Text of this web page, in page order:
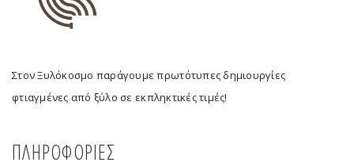
Στον Ξυλόκοσμο παράγουμε πρωτότυπες δημιουργίες
φτιαγμένες από ξύλο σε εκπληκτικές τιμές!
ΠΛΗΡΟΦΟΡΙΕΣ